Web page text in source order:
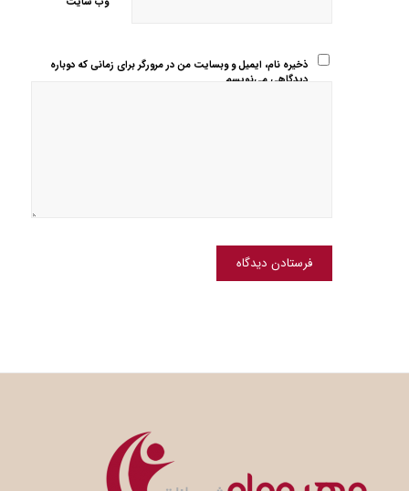
ذخیره نام، ایمیل و وبسایت من در مرورگر برای زمانی که دوباره
دیدگاهی می‌نویسم.